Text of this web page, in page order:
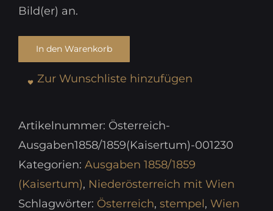
Bild(er) an.
In den Warenkorb
Zur Wunschliste hinzufügen
Artikelnummer: Österreich-
Ausgaben1858/1859(Kaisertum)-001230
Kategorien: Ausgaben 1858/1859
(Kaisertum), Niederösterreich mit Wien
Schlagwörter: Österreich, stempel, Wien